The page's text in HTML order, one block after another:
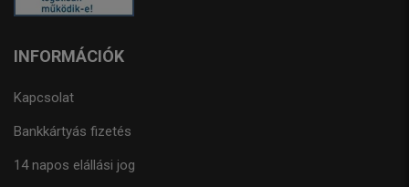
INFORMÁCIÓK
Kapcsolat
Bankkártyás fizetés
14 napos elállási jog